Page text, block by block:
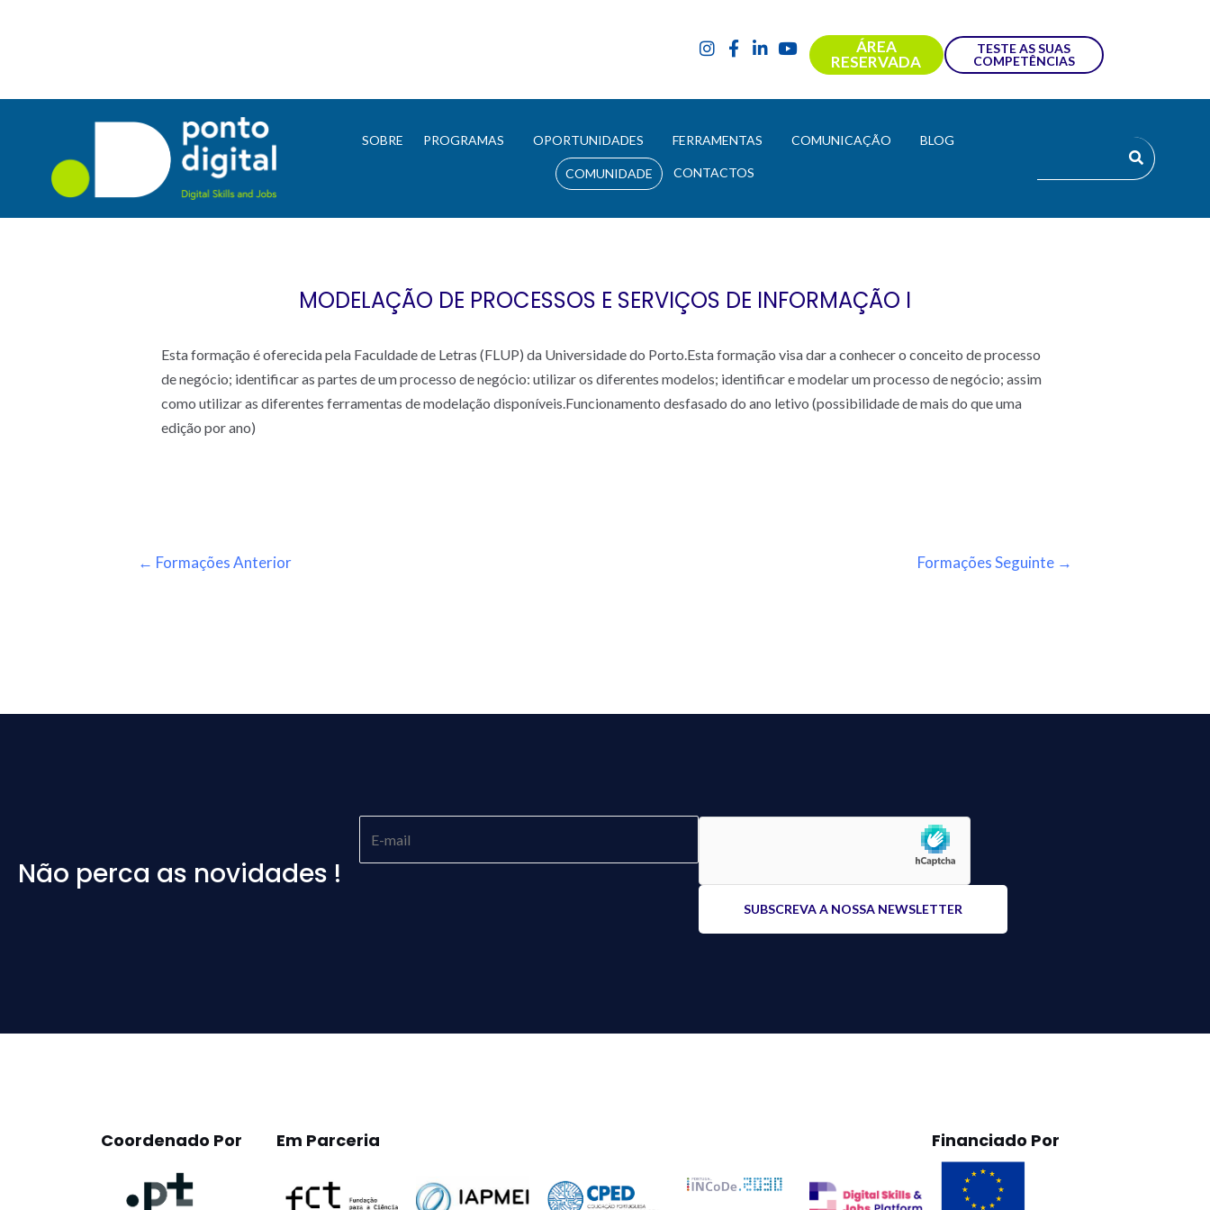
ÁREA
RESERVADA
TESTE AS SUAS
COMPETÊNCIAS
SOBRE PROGRAMAS OPORTUNIDADES FERRAMENTAS COMUNICAÇÃO BLOG
COMUNIDADE CONTACTOS
MODELAÇÃO DE PROCESSOS E SERVIÇOS DE INFORMAÇÃO I
Esta formação é oferecida pela Faculdade de Letras (FLUP) da Universidade do Porto.Esta formação visa dar a conhecer o conceito de processo
de negócio; identificar as partes de um processo de negócio: utilizar os diferentes modelos; identificar e modelar um processo de negócio; assim
como utilizar as diferentes ferramentas de modelação disponíveis.Funcionamento desfasado do ano letivo (possibilidade de mais do que uma
edição por ano)
← Formações Anterior Formações Seguinte →
Não perca as novidades !
Coordenado Por Em Parceria Financiado Por